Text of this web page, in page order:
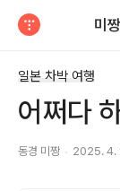
일본 차박 여행
어쩌다
동경 미짱 2025. 4.